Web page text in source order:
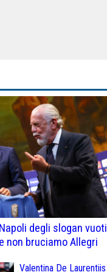
degli slogan vuoti
non bruciamo Allegri
Valentina De Laurentiis